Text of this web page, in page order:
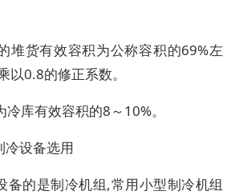
堆货有效容积为公称容积的69%左
以0.8的修正系数。
库有效容积的8～10%。
冷设备选用
备的是制冷机组,常用小型制冷机组